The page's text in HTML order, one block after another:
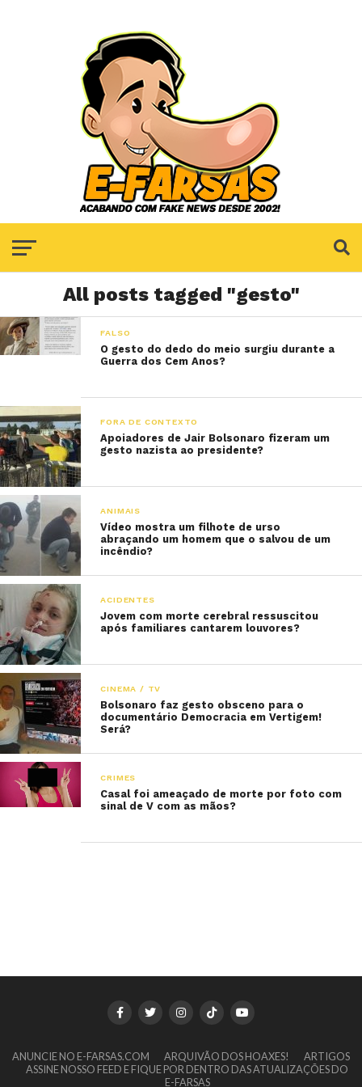
All posts tagged "gesto"
FALSO
O gesto do dedo do meio surgiu durante a
Guerra dos Cem Anos?
FORA DE CONTEXTO
Apoiadores de Jair Bolsonaro fizeram um
gesto nazista ao presidente?
ANIMAIS
Vídeo mostra um filhote de urso
abraçando um homem que o salvou de um
incêndio?
ACIDENTES
Jovem com morte cerebral ressuscitou
após familiares cantarem louvores?
CINEMA / TV
Bolsonaro faz gesto obsceno para o
documentário Democracia em Vertigem!
Será?
CRIMES
Casal foi ameaçado de morte por foto com
sinal de V com as mãos?
ANUNCIE NO E-FARSAS.COM ARQUIVÃO DOS HOAXES!
ARTIGOS
ASSINE NOSSO FEED E FIQUE POR DENTRO DAS ATUALIZAÇÕES DO
E-FARSAS